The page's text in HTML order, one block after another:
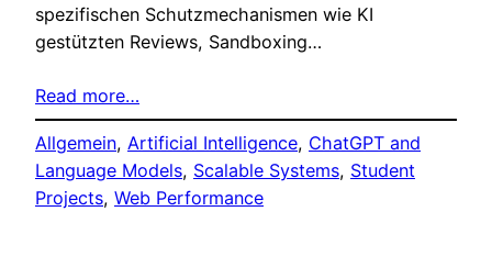
spezifischen Schutzmechanismen wie KI
gestützten Reviews, Sandboxing…
Read more…
Allgemein, Artificial Intelligence, ChatGPT and
Language Models, Scalable Systems, Student
Projects, Web Performance